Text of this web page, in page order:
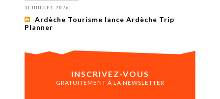
31 JUILLET 2026
Ardèche Tourisme lance Ardèche Trip
Planner
INSCRIVEZ-VOUS
GRATUITEMENT À LA NEWSLETTER